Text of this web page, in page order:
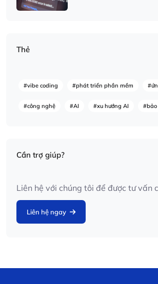
Thẻ
#vibe coding #phát triển phần mềm
#công nghệ #AI #xu hướng AI
Cần trợ giúp?
Liên hệ với chúng tôi để được tư vấn
Liên hệ ngay